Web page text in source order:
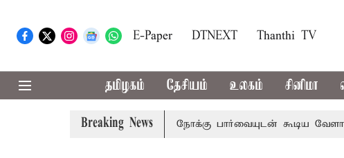
E-Paper DTNEXT Thanthi TV
தமிழகம் தேசியம் உலகம் சினிமா
Breaking News
தொலைநோக்கு பார்வையுடன் கூடிய வேளாண்